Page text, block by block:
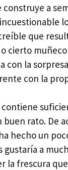
a
que
cierto
con la
con la
contiene
rato. De
hecho un
gustaría a
la frescura